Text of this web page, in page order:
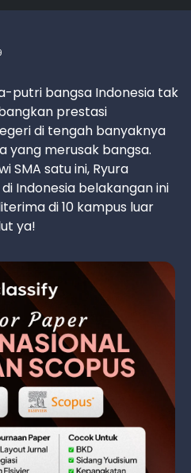
putri bangsa Indonesia tak
prestasi
di tengah banyaknya
yang merusak bangsa.
SMA satu ini, Ryura
Indonesia belakangan ini
di 10 kampus luar
ya!